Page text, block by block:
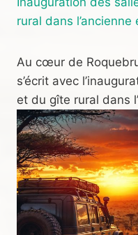
rural dans
Au cœur de
s’écrit avec
et du gîte rural dans